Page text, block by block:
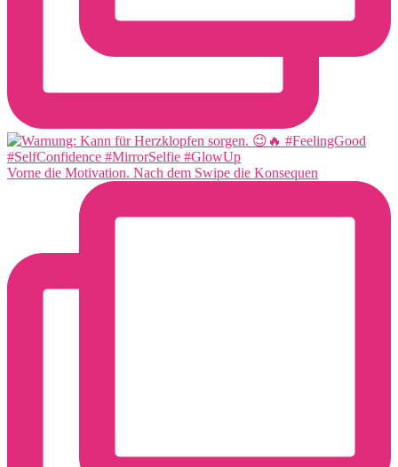
Vorne die Motivation. Nach dem Swipe die Konsequen